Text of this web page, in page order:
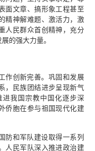
面文章、搞形象工程甚至
精神解难题、激活力，激
人民群众首创精神，充分
的强大力量。
作创新完善。巩固和发展
，民族团结进步呈现新气
我国宗教中国化逐步深
侨胞在参与祖国现代化建
防和军队建设取得一系列
人民军队深入推进政治建